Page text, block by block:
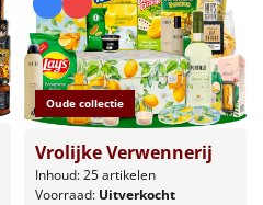
Oude collectie
Vrolijke Verwennerij
Inhoud: 25 artikelen
Voorraad: Uitverkocht